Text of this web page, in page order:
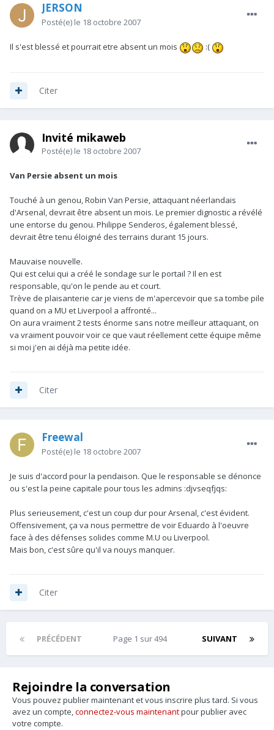
JERSON
Posté(e) le 18 octobre 2007
Il s'est blessé et pourrait etre absent un mois :(
Citer
Invité mikaweb
Posté(e) le 18 octobre 2007
Van Persie absent un mois
Touché à un genou, Robin Van Persie, attaquant néerlandais
d'Arsenal, devrait être absent un mois. Le premier dignostic a révélé
une entorse du genou. Philippe Senderos, également blessé,
devrait être tenu éloigné des terrains durant 15 jours.
Mauvaise nouvelle.
Qui est celui qui a créé le sondage sur le portail ? Il en est
responsable, qu'on le pende au et court.
Trève de plaisanterie car je viens de m'apercevoir que sa tombe pile
quand on a MU et Liverpool a affronté...
On aura vraiment 2 tests énorme sans notre meilleur attaquant, on
va vraiment pouvoir voir ce que vaut réellement cette équipe même
si moi j'en ai déjà ma petite idée.
Citer
Freewal
Posté(e) le 18 octobre 2007
Je suis d'accord pour la pendaison. Que le responsable se dénonce
ou s'est la peine capitale pour tous les admins :djvseqfjqs:
Plus serieusement, c'est un coup dur pour Arsenal, c'est évident.
Offensivement, ça va nous permettre de voir Eduardo à l'oeuvre
face à des défenses solides comme M.U ou Liverpool.
Mais bon, c'est sûre qu'il va nouys manquer.
Citer
PRÉCÉDENT SUIVANT
Page 1 sur 494
Rejoindre la conversation
Vous pouvez publier maintenant et vous inscrire plus tard. Si vous
avez un compte,connectez-vous maintenantpour publier avec
votre compte.